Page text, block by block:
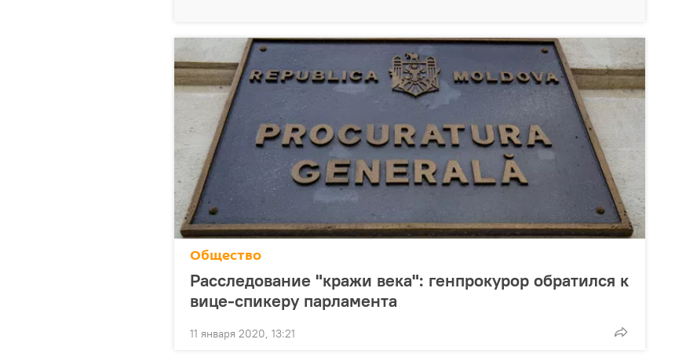
Общество
Расследование "кражи века": генпрокурор обратился к
вице-спикеру парламента
11 января 2020, 13:21